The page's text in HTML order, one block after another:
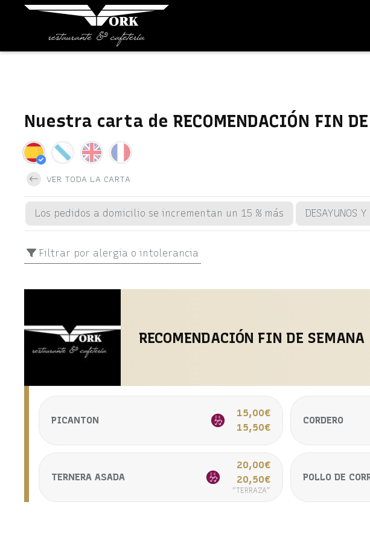
Nuestra carta de RECOMENDACIÓN FIN DE
VER TODA LA CARTA
Los pedidos a domicilio se incrementan un 15 % más DESAYUNOS
Filtrar por alergia o intolerancia
RECOMENDACIÓN FIN DE SEMANA
PICANTON
15,00€
15,50€
CORDERO
TERNERA ASADA
20,00€
20,50€
“TERRAZA”
POLLO DE